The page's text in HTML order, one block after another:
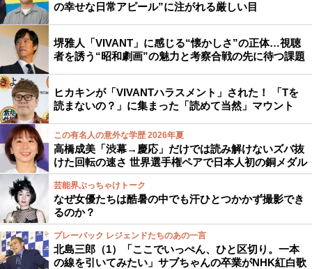
の幸せな日常アピール”に注がれる厳しい目
堺雅人「VIVANT」に感じる“懐かしさ”の正体…視聴
者を誘う“昭和劇画”の魅力と考察合戦の先に待つ課題
ヒカキンが「VIVANTハラスメント」された！ 「Tを
読まないの？」に集まった「読めて当然」マウント
この有名人の意外な学歴 2026年夏
高橋成美「渋幕→慶応」だけでは読み解けないズバ抜
けた回転の速さ 世界選手権ペアで日本人初の銅メダル
芸能界ぶっちゃけトーク
なぜ女優たちは酷暑の中でも汗ひとつかかず撮影でき
るのか？
プレーバック レジェンドたちのあの一言
北島三郎（1）「ここでいっぺん、ひと区切り。一本
の線を引いてみたい」サブちゃんの卒業がNHK紅白歌